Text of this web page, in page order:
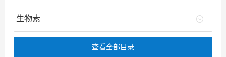
生物素
查看全部目录